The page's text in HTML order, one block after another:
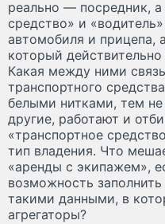
реально — посредник, а
средство» и
автомобиля и прицепа,
который
Какая между ними
транспортного
белыми нитками, тем
другие, работают и
«транспортное
тип владения. Что
«аренды с экипажем»,
возможность
такими данными, в
агрегаторы?